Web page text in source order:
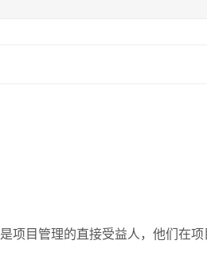
是项目管理的直接受益人，他们在